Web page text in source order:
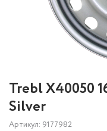
Trebl X40050
Silver
Артикул: 9177982